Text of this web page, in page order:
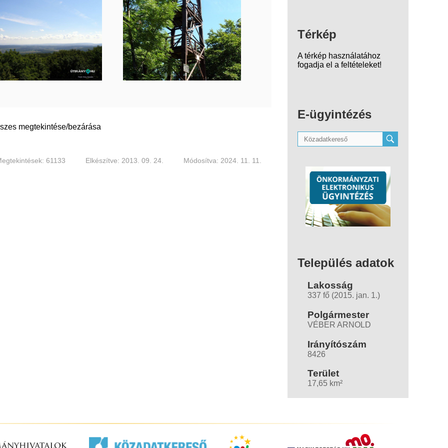
megtekintése/bezárása
61133 Elkészítve: 2013. 09. 24. Módosítva: 2024. 11. 11.
Térkép
A térkép használatához
fogadja el a feltételeket!
E-ügyintézés
Település adatok
Lakosság
337 fő (2015. jan. 1.)
Polgármester
VÉBER ARNOLD
Irányítószám
8426
Terület
17,65 km²